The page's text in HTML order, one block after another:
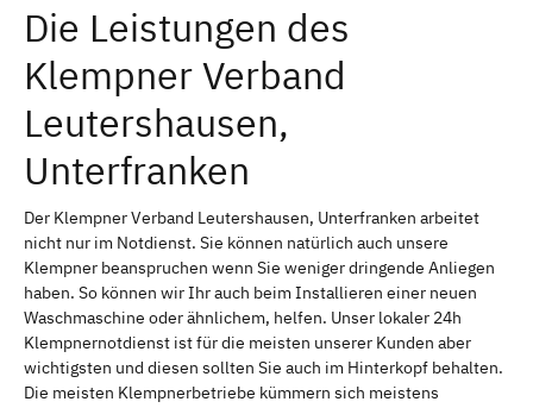
Die Leistungen des
Klempner Verband
Leutershausen,
Unterfranken
Der Klempner Verband Leutershausen, Unterfranken arbeitet
nicht nur im Notdienst. Sie können natürlich auch unsere
Klempner beanspruchen wenn Sie weniger dringende Anliegen
haben. So können wir Ihr auch beim Installieren einer neuen
Waschmaschine oder ähnlichem, helfen. Unser lokaler 24h
Klempnernotdienst ist für die meisten unserer Kunden aber
wichtigsten und diesen sollten Sie auch im Hinterkopf behalten.
Die meisten Klempnerbetriebe kümmern sich meistens